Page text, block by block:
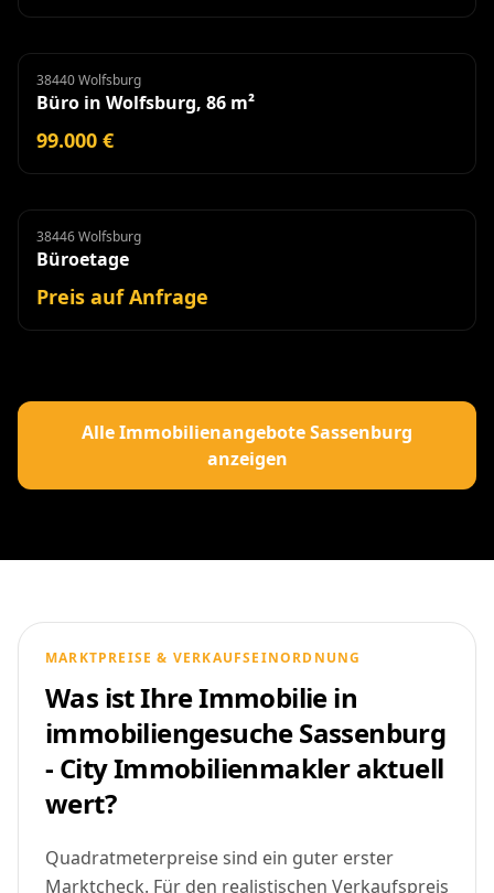
Büro
38440 Wolfsburg
Büro in Wolfsburg, 86 m²
99.000 €
Büroetage Miete
38446 Wolfsburg
Büroetage
Preis auf Anfrage
Alle Immobilienangebote Sassenburg
anzeigen
MARKTPREISE & VERKAUFSEINORDNUNG
Was ist Ihre Immobilie in
immobiliengesuche Sassenburg
- City Immobilienmakler aktuell
wert?
Quadratmeterpreise sind ein guter erster
Marktcheck. Für den realistischen Verkaufspreis